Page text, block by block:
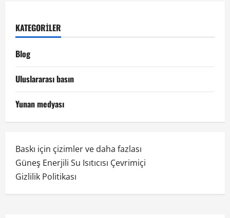
KATEGORILER
Blog
Uluslararası basın
Yunan medyası
Baskı için çizimler ve daha fazlası
Güneş Enerjili Su Isıtıcısı Çevrimiçi
Gizlilik Politikası